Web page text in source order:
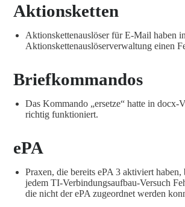
Aktionsketten
Aktionskettenauslöser für E-Mail haben
Aktionskettenauslöserverwaltung einen
Briefkommandos
Das Kommando „ersetze“ hatte in docx-
richtig funktioniert.
ePA
Praxen, die bereits ePA 3 aktiviert haben,
jedem TI-Verbindungsaufbau-Versuch
die nicht der ePA zugeordnet werden